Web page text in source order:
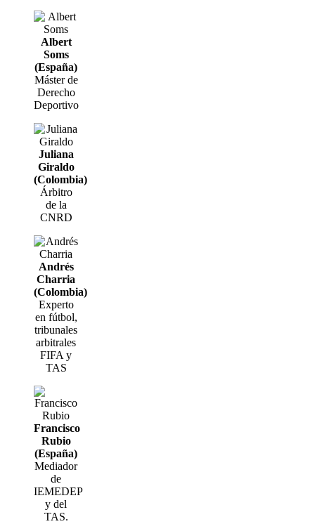
Albert
Soms
(España)
Máster de
Derecho
Deportivo
Juliana
Giraldo
(Colombia)
Árbitro
de la
CNRD
Andrés
Charria
(Colombia)
Experto
en fútbol,
tribunales
arbitrales
FIFA y
TAS
Francisco
Rubio
(España)
Mediador
de
IEMEDEP
y del
TAS.